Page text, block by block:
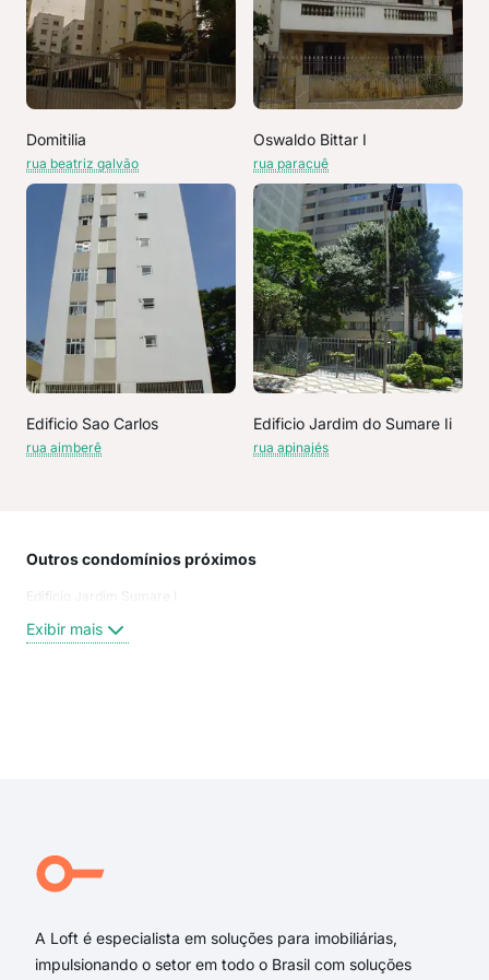
Domitilia
rua beatriz galvão
Oswaldo Bittar I
rua paracuê
Edificio Sao Carlos
rua aimberê
Edificio Jardim do Sumare Ii
rua apinajés
Outros condomínios próximos
Edificio Jardim Sumare I
Exibir mais
A Loft é especialista em soluções para imobiliárias,
impulsionando o setor em todo o Brasil com soluções